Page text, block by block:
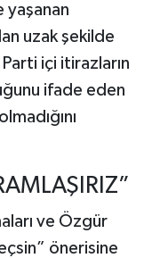
yaşanan
uzak şekilde
içi itirazların
ifade eden
ve Özgür
önerisine